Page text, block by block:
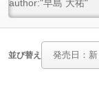
並び替え